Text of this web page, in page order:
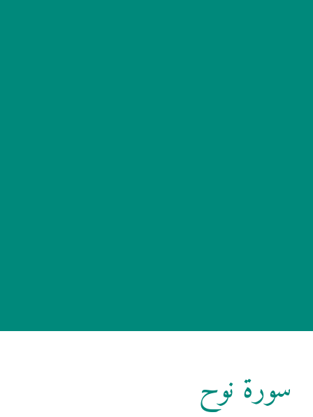
سورة نوح